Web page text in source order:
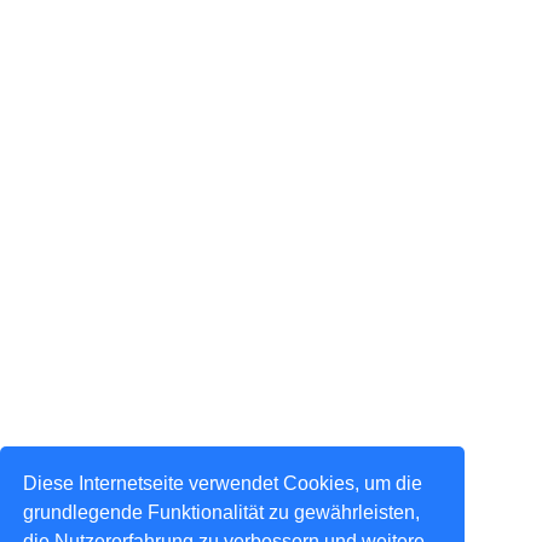
Diese Internetseite verwendet Cookies, um die
grundlegende Funktionalität zu gewährleisten,